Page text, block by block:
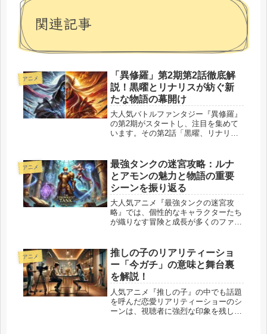
関連記事
アニメ
「異修羅」第2期第2話徹底解
説！黒曜とリナリスが紡ぐ新
たな物語の幕開け
大人気バトルファンタジー『異修羅』
の第2期がスタートし、注目を集めて
います。その第2話「黒曜、リナリ
視聴者を引き込んでいます。物語は、
旧リチア新公国での裏切り者の捜索を
軸に...
アニメ
最強タンクの迷宮攻略：ルナ
とアモンの魅力と物語の重要
シーンを振り返る
大人気アニメ『最強タンクの迷宮攻
略』では、個性的なキャラクターたち
が織りなす冒険と成長が多くのファン
キャラクターとして注目されていま
す。 この記事では、彼らの活躍を振
り返り...
アニメ
推しの子のリアリティーショ
ー「今ガチ」の意味と舞台裏
を解説！
人気アニメ『推しの子』の中でも話題
を呼んだ恋愛リアリティーショーのシ
ーンは、視聴者に強烈な印象を残しま